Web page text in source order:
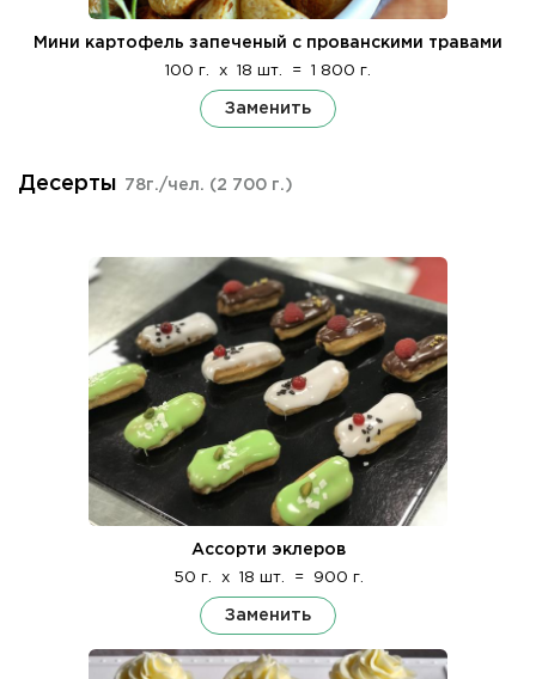
Мини картофель запеченый с прованскими травами
100 г. x 18 шт. = 1 800 г.
Заменить
Десерты 78г./чел. (2 700 г.)
Ассорти эклеров
50 г. x 18 шт. = 900 г.
Заменить